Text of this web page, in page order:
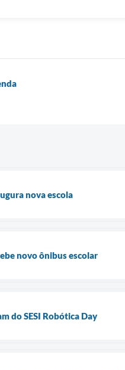
nova escola
novo ônibus escolar
do SESI Robótica Day